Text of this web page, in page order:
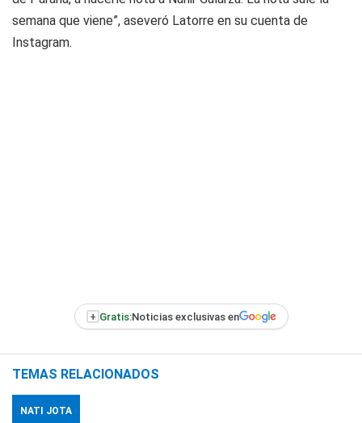
semana que viene”, aseveró Latorre en su cuenta de
Instagram.
+ Gratis:Noticias exclusivas en
TEMAS RELACIONADOS
NATI JOTA